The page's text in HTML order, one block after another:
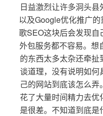
日益激烈让许多洞头
以及Google优化推广
歌SEO这块后会发现
外包服务都不容易。想
的东西太多太杂还牵
谈道理，没有说明如何
己的网站到底该怎么弄
花了大量时间精力去
是很差。不知道到底